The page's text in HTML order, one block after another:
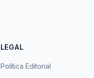
LEGAL
Política Editorial